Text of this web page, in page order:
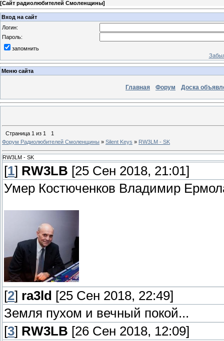
[Сайт радиолюбителей Смоленщины]
Вход на сайт
Логин:
Пароль:
запомнить
Меню сайта
Главная Форум Доска
Страница 1 из 1
1
Форум Радиолюбителей Смоленщины » Silent Keys » RW3LM - SK
RW3LM - SK
[1] RW3LB [25 Сен 2018, 21:01]
Умер Костюченков Владимир
[2] ra3ld [25 Сен 2018, 22:49]
Земля пухом и вечный покой...
[3] RW3LB [26 Сен 2018, 12:09]